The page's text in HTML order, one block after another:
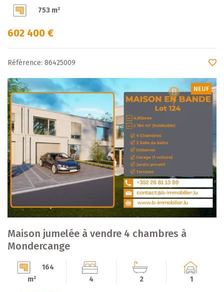
753 m²
602 400 €
Référence: 86425009
NEUF
Maison jumelée à vendre 4 chambres à
Mondercange
164
m²
4 2 1